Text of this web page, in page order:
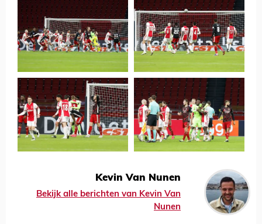
Kevin Van Nunen
Bekijk alle berichten van Kevin Van
Nunen